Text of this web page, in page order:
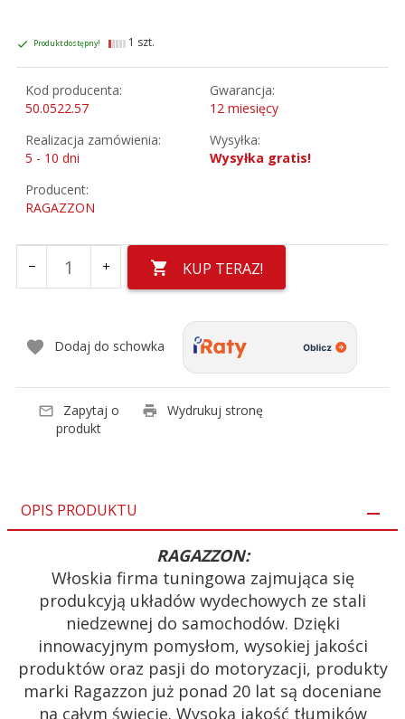
Produkt dostępny! 1 szt.
Kod producenta:
50.0522.57
Gwarancja:
12 miesięcy
Realizacja zamówienia:
5 - 10 dni
Wysyłka:
Wysyłka gratis!
Producent:
RAGAZZON
KUP TERAZ!
Dodaj do schowka
Zapytaj o
produkt
Wydrukuj stronę
OPIS PRODUKTU
RAGAZZON:
Włoskia firma tuningowa zajmująca się
produkcyją układów wydechowych ze stali
niedzewnej do samochodów. Dzięki
innowacyjnym pomysłom, wysokiej jakości
produktów oraz pasji do motoryzacji, produkty
marki Ragazzon już ponad 20 lat są doceniane
na całym świecie. Wysoką jakość tłumików